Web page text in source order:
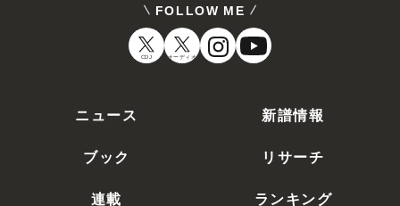
FOLLOW ME
CDJ オーディオ
ニュース
新譜情報
ブック
リサーチ
連載
ランキング